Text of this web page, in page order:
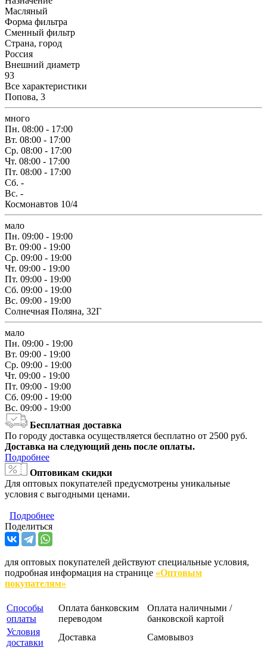
Масляный
Форма фильтра
Сменный фильтр
Страна, город
Россия
Внешний диаметр
93
Все характеристики
Попова, 3
много
Пн. 08:00 - 17:00
Вт. 08:00 - 17:00
Ср. 08:00 - 17:00
Чт. 08:00 - 17:00
Пт. 08:00 - 17:00
Сб. -
Вс. -
Космонавтов 10/4
мало
Пн. 09:00 - 19:00
Вт. 09:00 - 19:00
Ср. 09:00 - 19:00
Чт. 09:00 - 19:00
Пт. 09:00 - 19:00
Сб. 09:00 - 19:00
Вс. 09:00 - 19:00
Солнечная Поляна, 32Г
мало
Пн. 09:00 - 19:00
Вт. 09:00 - 19:00
Ср. 09:00 - 19:00
Чт. 09:00 - 19:00
Пт. 09:00 - 19:00
Сб. 09:00 - 19:00
Вс. 09:00 - 19:00
Бесплатная доставка
По городу доставка осуществляется бесплатно от 2500 руб.
Доставка на следующий день после оплаты.
Подробнее
Оптовикам скидки
Для оптовых покупателей предусмотрены уникальные
условия с выгодными ценами.
Подробнее
Поделиться
для оптовых покупателей действуют специальные условия,
подробная информация на странице «Оптовым
покупателям»
Способы
оплаты
Оплата банковским
переводом
Оплата наличными /
банковской картой
Условия
доставки
Доставка Самовывоз